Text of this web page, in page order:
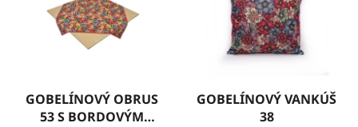
GOBELÍNOVÝ OBRUS
53 S BORDOVÝM
GOBELÍNOVÝ VANKÚŠ
38